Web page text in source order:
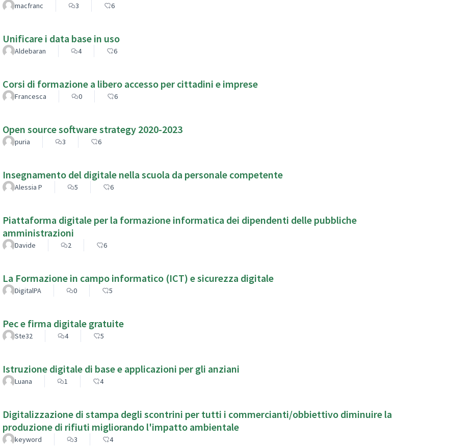
macfranc 3 6
Unificare i data base in uso
Aldebaran 4 6
Corsi di formazione a libero accesso per cittadini e imprese
Francesca 0 6
Open source software strategy 2020-2023
puria 3 6
Insegnamento del digitale nella scuola da personale competente
Alessia P 5 6
Piattaforma digitale per la formazione informatica dei dipendenti delle pubbliche
amministrazioni
Davide 2 6
La Formazione in campo informatico (ICT) e sicurezza digitale
DigitalPA 0 5
Pec e firma digitale gratuite
Ste32 4 5
Istruzione digitale di base e applicazioni per gli anziani
Luana 1 4
Digitalizzazione di stampa degli scontrini per tutti i commercianti/obbiettivo diminuire la
produzione di rifiuti migliorando l'impatto ambientale
keyword 3 4